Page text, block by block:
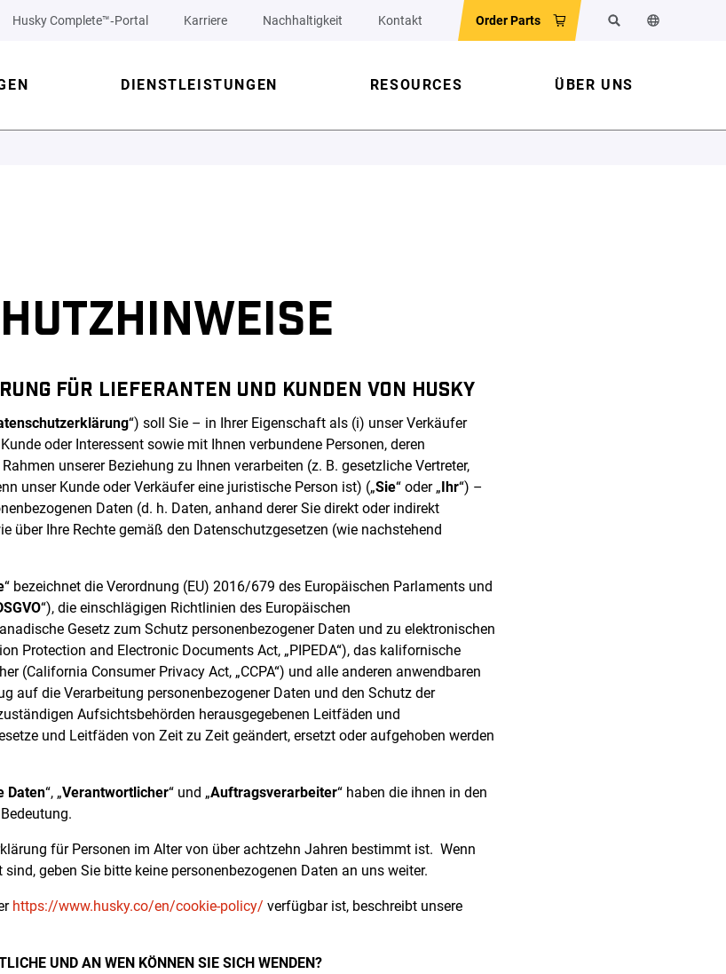
Husky Complete™‑Portal Karriere Nachhaltigkeit Kontakt Order Parts SuchenSprache der
DIENSTLEISTUNGEN RESOURCES ÜBER UNS
FÜR LIEFERANTEN UND KUNDEN VON HUSKY
“) soll Sie – in Ihrer Eigenschaft als (i) unser Verkäufer
oder Interessent sowie mit Ihnen verbundene Personen, deren
unserer Beziehung zu Ihnen verarbeiten (z. B. gesetzliche Vertreter,
unser Kunde oder Verkäufer eine juristische Person ist) („Sie“ oder „Ihr“) –
Daten (d. h. Daten, anhand derer Sie direkt oder indirekt
über Ihre Rechte gemäß den Datenschutzgesetzen (wie nachstehend
“ bezeichnet die Verordnung (EU) 2016/679 des Europäischen Parlaments und
“), die einschlägigen Richtlinien des Europäischen
Gesetz zum Schutz personenbezogener Daten und zu elektronischen
Protection and Electronic Documents Act, „PIPEDA“), das kalifornische
(California Consumer Privacy Act, „CCPA“) und alle anderen anwendbaren
auf die Verarbeitung personenbezogener Daten und den Schutz der
Aufsichtsbehörden herausgegebenen Leitfäden und
und Leitfäden von Zeit zu Zeit geändert, ersetzt oder aufgehoben werden
Daten“, „Verantwortlicher“ und „Auftragsverarbeiter“ haben die ihnen in den
für Personen im Alter von über achtzehn Jahren bestimmt ist. Wenn
geben Sie bitte keine personenbezogenen Daten an uns weiter.
https://www.husky.co/en/cookie-policy/ verfügbar ist, beschreibt unsere
UND AN WEN KÖNNEN SIE SICH WENDEN?